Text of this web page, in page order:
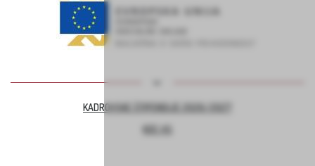
KADROVSKE ŠTIPENDIJE 2026/2027
KOC AS